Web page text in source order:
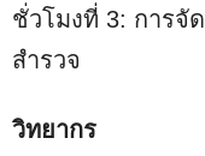
ชั่วโมงที่ 3: การจั
สำรวจ
วิทยากร